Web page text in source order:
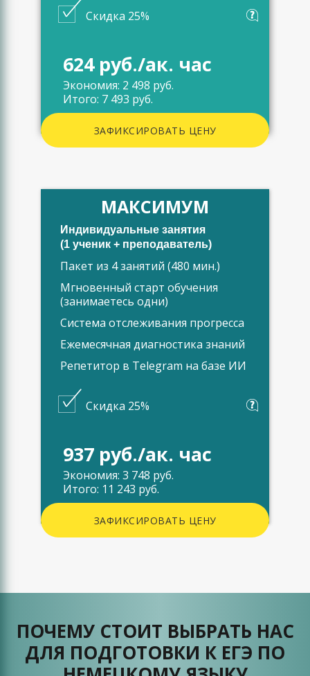
Скидка 25%
624 руб./ак. час
Экономия: 2 498 руб.
Итого: 7 493 руб.
ЗАФИКСИРОВАТЬ ЦЕНУ
МАКСИМУМ
Индивидуальные занятия
(1 ученик + преподаватель)
Пакет из 4 занятий (480 мин.)
Мгновенный старт обучения
(занимаетесь одни)
Система отслеживания прогресса
Ежемесячная диагностика знаний
Репетитор в Telegram на базе ИИ
Скидка 25%
937 руб./ак. час
Экономия: 3 748 руб.
Итого: 11 243 руб.
ЗАФИКСИРОВАТЬ ЦЕНУ
ПОЧЕМУ СТОИТ ВЫБРАТЬ НАС
ДЛЯ ПОДГОТОВКИ К ЕГЭ ПО